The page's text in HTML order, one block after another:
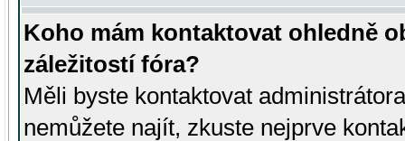
Koho mám kontaktovat ohledně
záležitostí fóra?
Měli byste kontaktovat
nemůžete najít, zkuste nejprve